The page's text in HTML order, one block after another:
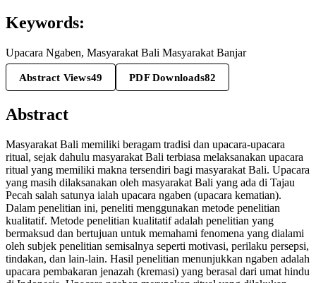
Keywords:
Upacara Ngaben, Masyarakat Bali Masyarakat Banjar
Abstract Views49 PDF Downloads82
Abstract
Masyarakat Bali memiliki beragam tradisi dan upacara-upacara
ritual, sejak dahulu masyarakat Bali terbiasa melaksanakan upacara
ritual yang memiliki makna tersendiri bagi masyarakat Bali. Upacara
yang masih dilaksanakan oleh masyarakat Bali yang ada di Tajau
Pecah salah satunya ialah upacara ngaben (upacara kematian).
Dalam penelitian ini, peneliti menggunakan metode penelitian
kualitatif. Metode penelitian kualitatif adalah penelitian yang
bermaksud dan bertujuan untuk memahami fenomena yang dialami
oleh subjek penelitian semisalnya seperti motivasi, perilaku persepsi,
tindakan, dan lain-lain. Hasil penelitian menunjukkan ngaben adalah
upacara pembakaran jenazah (kremasi) yang berasal dari umat hindu